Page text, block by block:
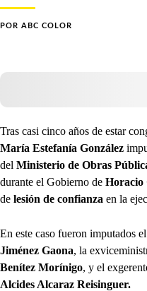
POR ABC COLOR
Tras casi cinco años de estar
María Estefanía González
del Ministerio de Obras
durante el Gobierno de Horacio
de lesión de confianza en la
En este caso fueron imputados
Jiménez Gaona, la
Benítez Morínigo, y el
Alcides Alcaraz Reisinguer.